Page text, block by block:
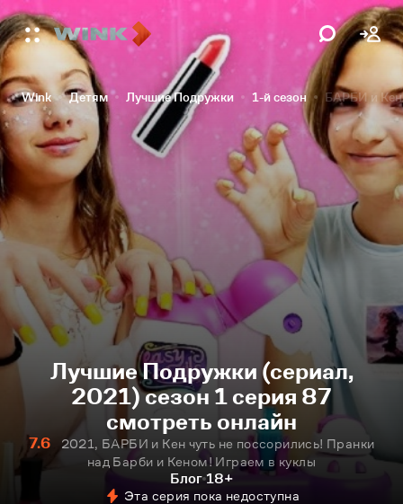
Wink Детям Лучшие Подружки 1-й сезон БАРБИ и Кен
Лучшие Подружки (сериал,
2021) сезон 1 серия 87
смотреть онлайн
7.6
2021, БАРБИ и Кен чуть не поссорились! Пранки
над Барби и Кеном! Играем в куклы
Блог 18+
Эта серия пока недоступна